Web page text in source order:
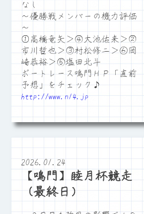
なし
～優勝戦メンバーの機力評価
～
①高橋竜矢＞④大池佑来＞②
市川哲也＞③村松修二＞⑥岡
崎恭裕＞⑤塩田北斗
ボートレース鳴門ＨＰ「直前
予想」をチェック♪
http://www.n14.jp
2026.01.24
【鳴門】睦月杯競走
（最終日）